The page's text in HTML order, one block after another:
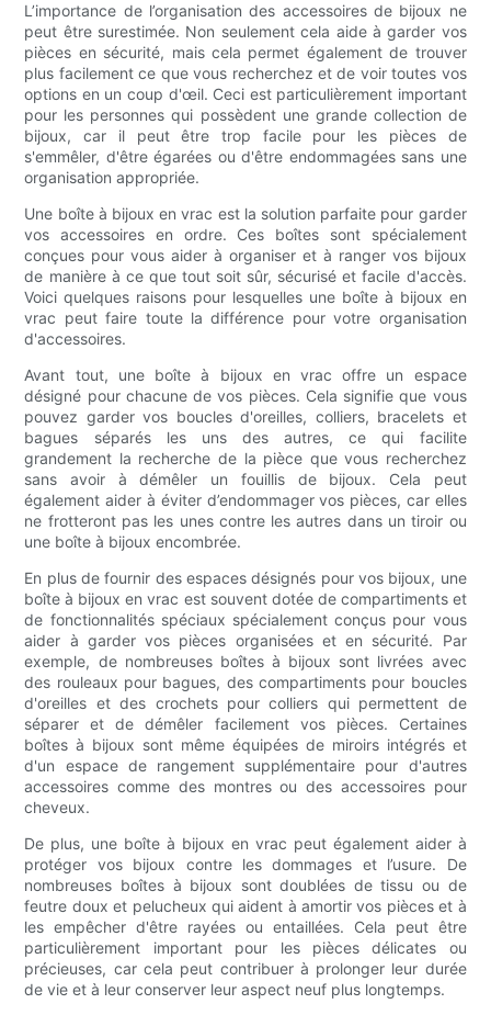
L’importance de l’organisation des accessoires de bijoux ne
peut être surestimée. Non seulement cela aide à garder vos
pièces en sécurité, mais cela permet également de trouver
plus facilement ce que vous recherchez et de voir toutes vos
options en un coup d'œil. Ceci est particulièrement important
pour les personnes qui possèdent une grande collection de
bijoux, car il peut être trop facile pour les pièces de
s'emmêler, d'être égarées ou d'être endommagées sans une
organisation appropriée.
Une boîte à bijoux en vrac est la solution parfaite pour garder
vos accessoires en ordre. Ces boîtes sont spécialement
conçues pour vous aider à organiser et à ranger vos bijoux
de manière à ce que tout soit sûr, sécurisé et facile d'accès.
Voici quelques raisons pour lesquelles une boîte à bijoux en
vrac peut faire toute la différence pour votre organisation
d'accessoires.
Avant tout, une boîte à bijoux en vrac offre un espace
désigné pour chacune de vos pièces. Cela signifie que vous
pouvez garder vos boucles d'oreilles, colliers, bracelets et
bagues séparés les uns des autres, ce qui facilite
grandement la recherche de la pièce que vous recherchez
sans avoir à démêler un fouillis de bijoux. Cela peut
également aider à éviter d’endommager vos pièces, car elles
ne frotteront pas les unes contre les autres dans un tiroir ou
une boîte à bijoux encombrée.
En plus de fournir des espaces désignés pour vos bijoux, une
boîte à bijoux en vrac est souvent dotée de compartiments et
de fonctionnalités spéciaux spécialement conçus pour vous
aider à garder vos pièces organisées et en sécurité. Par
exemple, de nombreuses boîtes à bijoux sont livrées avec
des rouleaux pour bagues, des compartiments pour boucles
d'oreilles et des crochets pour colliers qui permettent de
séparer et de démêler facilement vos pièces. Certaines
boîtes à bijoux sont même équipées de miroirs intégrés et
d'un espace de rangement supplémentaire pour d'autres
accessoires comme des montres ou des accessoires pour
cheveux.
De plus, une boîte à bijoux en vrac peut également aider à
protéger vos bijoux contre les dommages et l’usure. De
nombreuses boîtes à bijoux sont doublées de tissu ou de
feutre doux et pelucheux qui aident à amortir vos pièces et à
les empêcher d'être rayées ou entaillées. Cela peut être
particulièrement important pour les pièces délicates ou
précieuses, car cela peut contribuer à prolonger leur durée
de vie et à leur conserver leur aspect neuf plus longtemps.